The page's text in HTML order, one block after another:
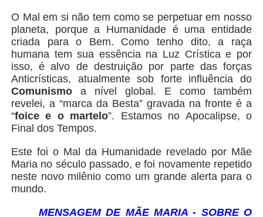
O Mal em si não tem como se perpetuar em nosso
planeta, porque a Humanidade é uma entidade
criada para o Bem. Como tenho dito, a raça
humana tem sua essência na Luz Crística e por
isso, é alvo de destruição por parte das forças
Anticrísticas, atualmente sob forte influência do
Comunismoa nível global. E como também
revelei, a “marca da Besta” gravada na fronte é a
“foice e o martelo”. Estamos no Apocalipse, o
Final dos Tempos.
Este foi o Mal da Humanidade revelado por Mãe
Maria no século passado, e foi novamente repetido
neste novo milênio como um grande alerta para o
mundo.
MENSAGEM DE MÃE MARIA - SOBRE O